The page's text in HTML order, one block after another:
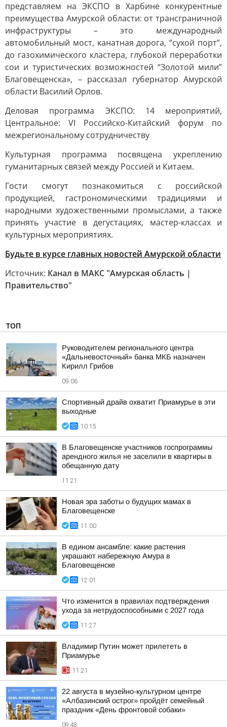
представляем на ЭКСПО в Харбине конкурентные
преимущества Амурской области: от трансграничной
инфраструктуры – это международный
автомобильный мост, канатная дорога, “сухой порт”,
до газохимического кластера, глубокой переработки
сои и туристических возможностей “Золотой мили”
Благовещенска», – рассказал губернатор Амурской
области Василий Орлов.
Деловая программа ЭКСПО: 14 мероприятий,
Центральное: VI Российско-Китайский форум по
межрегиональному сотрудничеству
Культурная программа посвящена укреплению
гуманитарных связей между Россией и Китаем.
Гости смогут познакомиться с российской
продукцией, гастрономическими традициями и
народными художественными промыслами, а также
принять участие в дегустациях, мастер-классах и
культурных мероприятиях.
Будьте в курсе главных новостей Амурской области
Источник: Канал в МАКС "Амурская область |
Правительство"
ТОП
Руководителем регионального центра
«Дальневосточный» банка МКБ назначен
Кирилл Грибов
09:06
Спортивный драйв охватит Приамурье в эти
выходные
10:15
В Благовещенске участников госпрограммы
арендного жилья не заселили в квартиры в
обещанную дату
11:21
Новая эра заботы о будущих мамах в
Благовещенске
11:00
В едином ансамбле: какие растения
украшают набережную Амура в
Благовещенске
12:01
Что изменится в правилах подтверждения
ухода за нетрудоспособными с 2027 года
11:27
Владимир Путин может прилететь в
Приамурье
11:21
22 августа в музейно-культурном центре
«Албазинский острог» пройдёт семейный
праздник «День фронтовой собаки»
09:48